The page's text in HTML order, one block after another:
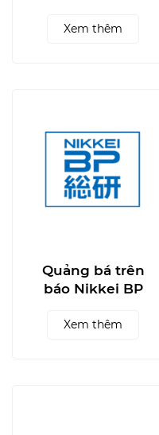
Xem thêm
Quảng bá trên
báo Nikkei BP
Xem thêm